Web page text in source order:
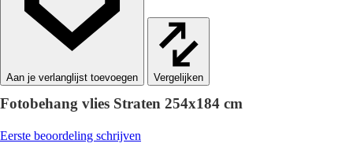
Vergelijken
Fotobehang vlies Straten 254x184 cm
Eerste beoordeling schrijven